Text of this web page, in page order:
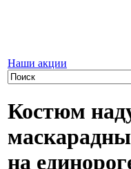
Наши акции
Костюм
на